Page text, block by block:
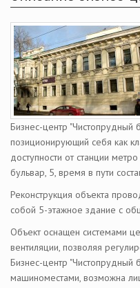
Бизнес-центр "Чистопрудный
позиционирующий себя как
доступности от станции
бульвар, 5, время в пути
Реконструкция объекта
собой 5-этажное здание с
Объект оснащен системами
вентиляции, позволяя
Бизнес-центр "Чистопрудный
машиноместами, возможна